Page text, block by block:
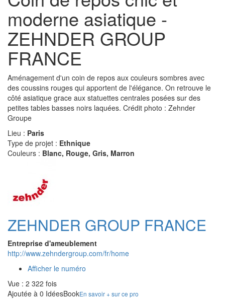
moderne asiatique -
ZEHNDER GROUP
FRANCE
Aménagement d'un coin de repos aux couleurs sombres avec
des coussins rouges qui apportent de l'élégance. On retrouve le
côté asiatique grace aux statuettes centrales posées sur des
petites tables basses noirs laquées. Crédit photo : Zehnder
Groupe
Lieu : Paris
Type de projet : Ethnique
Couleurs : Blanc, Rouge, Gris, Marron
ZEHNDER GROUP FRANCE
Entreprise d'ameublement
http://www.zehndergroup.com/fr/home
Afficher le numéro
Vue : 2 322 fois
Ajoutée à 0 IdéesBookEn savoir + sur ce pro